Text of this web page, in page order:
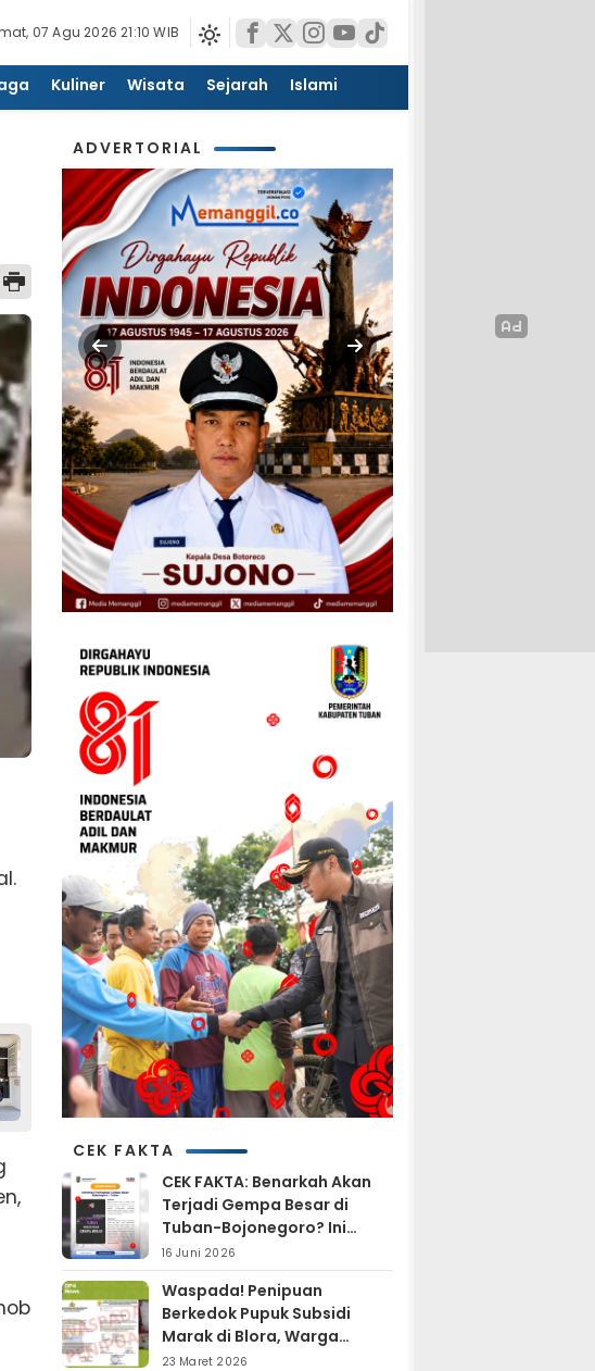
07 Agu 2026 21:10 WIB
Kuliner Wisata Sejarah Islami
ADVERTORIAL
CEK FAKTA
CEK FAKTA: Benarkah Akan
Terjadi Gempa Besar di
Tuban-Bojonegoro? Ini
Penjelasan BMKG
16 Juni 2026
Waspada! Penipuan
Berkedok Pupuk Subsidi
Marak di Blora, Warga
Diminta Hati-hati
23 Maret 2026